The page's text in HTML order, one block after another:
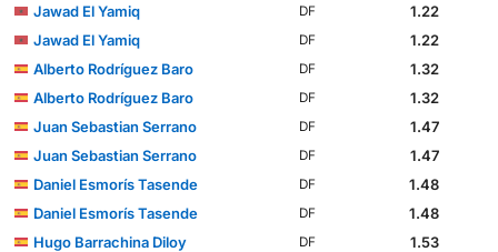
Jawad El Yamiq
DF
1.22
Jawad El Yamiq
DF
1.22
Alberto Rodríguez Baro
DF
1.32
Alberto Rodríguez Baro
DF
1.32
Juan Sebastian Serrano
DF
1.47
Juan Sebastian Serrano
DF
1.47
Daniel Esmorís Tasende
DF
1.48
Daniel Esmorís Tasende
DF
1.48
Hugo Barrachina Diloy
DF
1.53